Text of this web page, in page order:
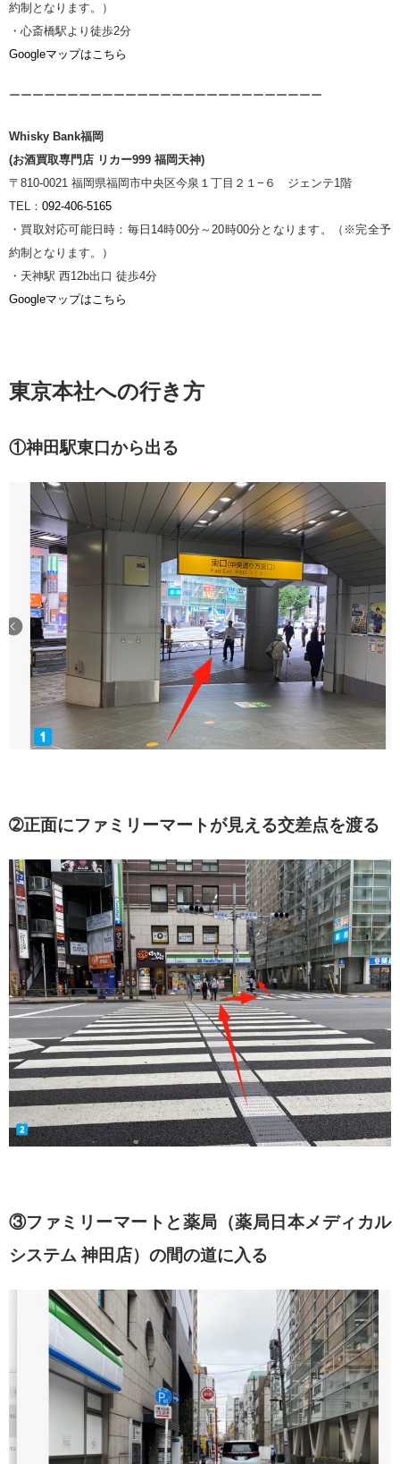
約制となります。）
・心斎橋駅より徒歩2分
Googleマップはこちら
ーーーーーーーーーーーーーーーーーーーーーーーーーーー
Whisky Bank福岡
(お酒買取専門店 リカー999 福岡天神)
〒810-0021 福岡県福岡市中央区今泉１丁目２１−６ ジェンテ1階
TEL： 092-406-5165
・買取対応可能日時：毎日14時00分～20時00分となります。（※完全予
約制となります。）
・天神駅 西12b出口 徒歩4分
Googleマップはこちら
東京本社への行き方
①神田駅東口から出る
➁正面にファミリーマートが見える交差点を渡る
③ファミリーマートと薬局（薬局日本メディカル
システム 神田店）の間の道に入る